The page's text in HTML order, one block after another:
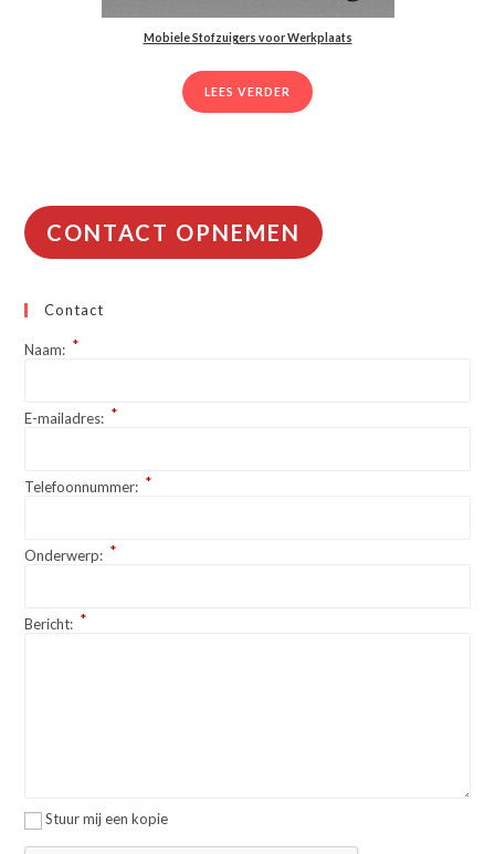
Mobiele Stofzuigers voor Werkplaats
LEES VERDER
CONTACT OPNEMEN
Contact
Naam: *
E-mailadres: *
Telefoonnummer: *
Onderwerp: *
Bericht: *
Stuur mij een kopie